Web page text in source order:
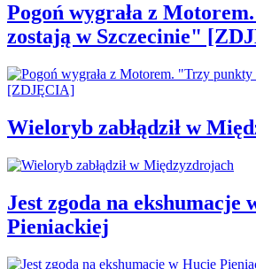
Pogoń wygrała z
zostają w Szczecinie"
Wieloryb zabłądził w
Jest zgoda na ekshumacje
Pieniackiej